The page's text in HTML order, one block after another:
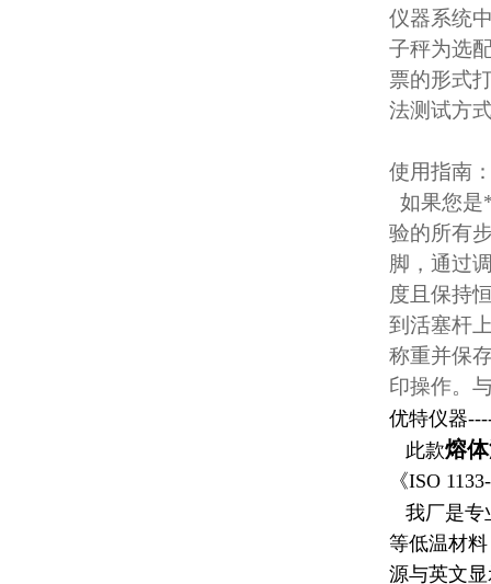
仪器系统
子秤为选
票的形式
法测试方
使用指南
如果您是
验的所有
脚，通过
度且保持
到活塞杆
称重并保
印操作。
优特仪器
此款熔
《ISO
我厂是专
等低温材
源与英文